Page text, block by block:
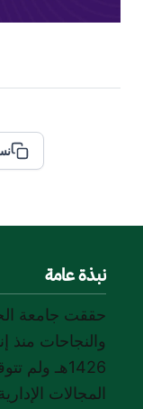
نبذة عامة
حققت جامعة
والنجاحات منذ
1426هـ
المجالات